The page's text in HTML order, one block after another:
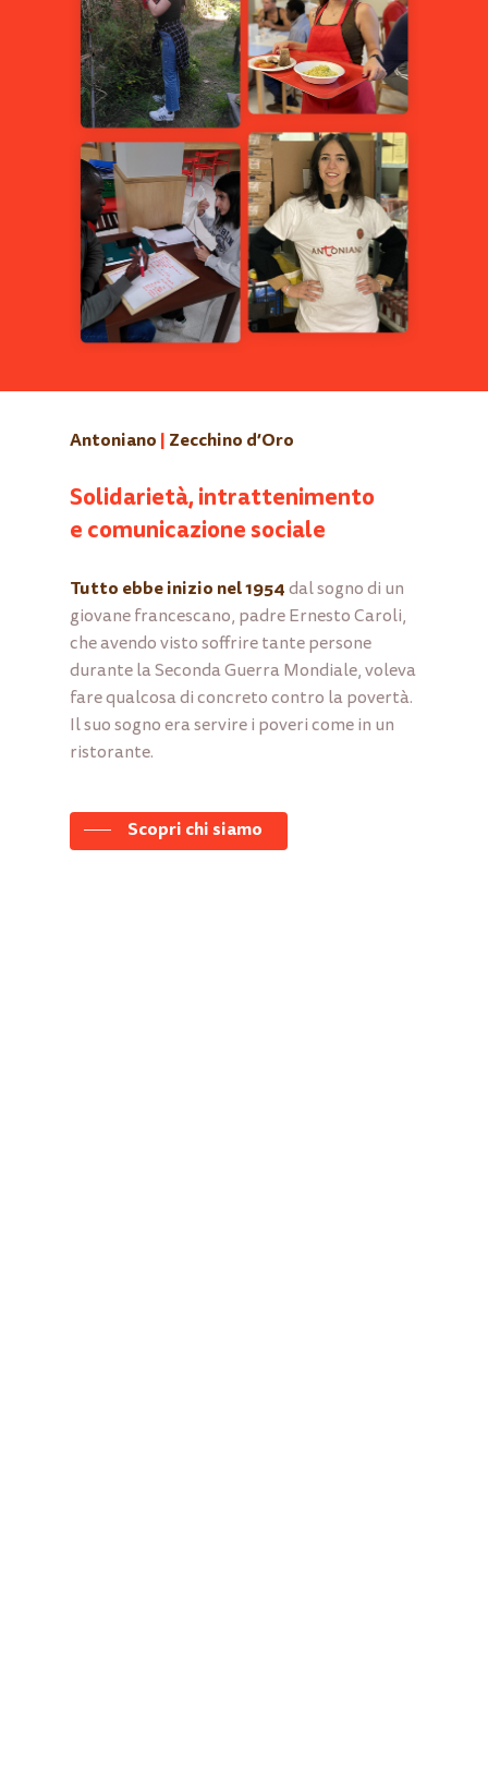
Antoniano | Zecchino d’Oro
Solidarietà, intrattenimento
e comunicazione sociale
Tutto ebbe inizio nel 1954 dal sogno di un
giovane francescano, padre Ernesto Caroli,
che avendo visto soffrire tante persone
durante la Seconda Guerra Mondiale, voleva
fare qualcosa di concreto contro la povertà.
Il suo sogno era servire i poveri come in un
ristorante.
Scopri chi siamo